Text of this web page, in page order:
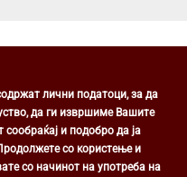
1, Скопје
лични податоци, за да
да ги извршиме Вашите
и подобро да ја
со користење и
со начинот на употреба на